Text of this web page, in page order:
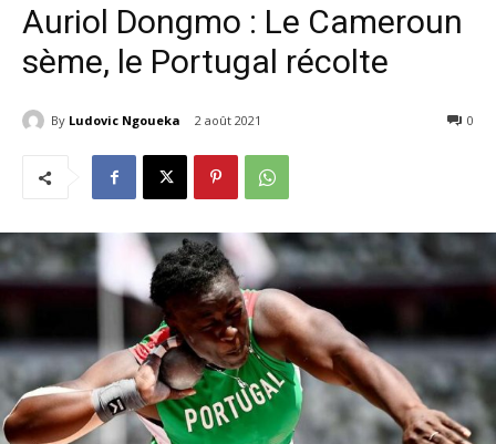
Auriol Dongmo : Le Cameroun
sème, le Portugal récolte
By Ludovic Ngoueka 2 août 2021 0